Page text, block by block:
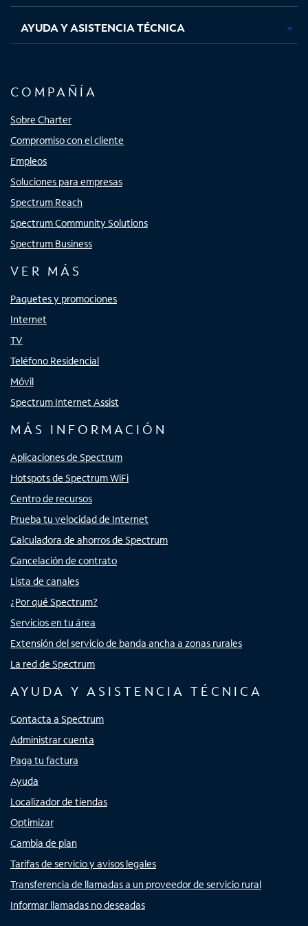
AYUDA Y ASISTENCIA TÉCNICA
COMPAÑÍA
Sobre Charter
Compromiso con el cliente
Empleos
Soluciones para empresas
Spectrum Reach
Spectrum Community Solutions
Spectrum Business
VER MÁS
Paquetes y promociones
Internet
TV
Teléfono Residencial
Móvil
Spectrum Internet Assist
MÁS INFORMACIÓN
Aplicaciones de Spectrum
Hotspots de Spectrum WiFi
Centro de recursos
Prueba tu velocidad de Internet
Calculadora de ahorros de Spectrum
Cancelación de contrato
Lista de canales
¿Por qué Spectrum?
Servicios en tu área
Extensión del servicio de banda ancha a zonas rurales
La red de Spectrum
AYUDA Y ASISTENCIA TÉCNICA
Contacta a Spectrum
Administrar cuenta
Paga tu factura
Ayuda
Localizador de tiendas
Optimizar
Cambia de plan
Tarifas de servicio y avisos legales
Transferencia de llamadas a un proveedor de servicio rural
Informar llamadas no deseadas